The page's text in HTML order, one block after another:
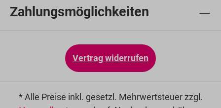
Zahlungsmöglichkeiten
Vertrag widerrufen
* Alle Preise inkl. gesetzl. Mehrwertsteuer zzgl.